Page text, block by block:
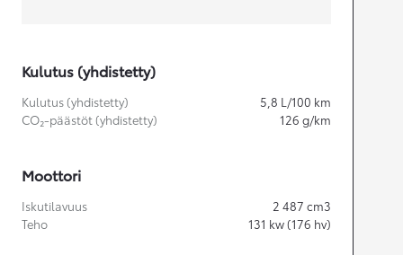
Kulutus (yhdistetty)
Kulutus (yhdistetty) 5,8 L/100 km
CO₂-päästöt (yhdistetty)
126 g/km
Moottori
Iskutilavuus 2 487 cm3
Teho
131 kw (176 hv)